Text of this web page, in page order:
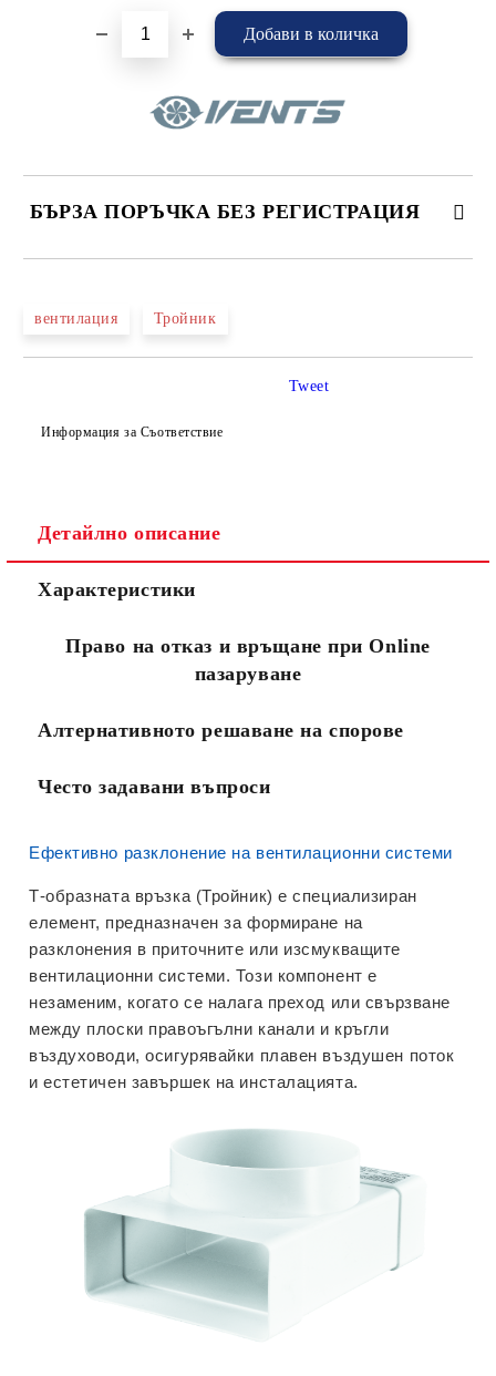
БЪРЗА ПОРЪЧКА БЕЗ РЕГИСТРАЦИЯ
вентилация Тройник
Информация за Съответствие
Tweet
Детайлно описание
Характеристики
Право на отказ и връщане при Online
пазаруване
Алтернативното решаване на спорове
Често задавани въпроси
Ефективно разклонение на вентилационни системи
Т-образната връзка (Тройник) е специализиран
елемент, предназначен за формиране на
разклонения в приточните или изсмукващите
вентилационни системи. Този компонент е
незаменим, когато се налага преход или свързване
между плоски правоъгълни канали и кръгли
въздуховоди, осигурявайки плавен въздушен поток
и естетичен завършек на инсталацията.